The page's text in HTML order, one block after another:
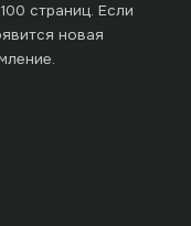
100 страниц. Если
новая